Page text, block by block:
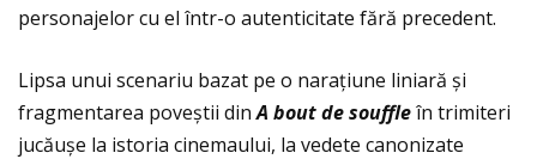
personajelor cu el într-o autenticitate fără precedent.
Lipsa unui scenariu bazat pe o naraţiune liniară și
fragmentarea poveștii dinA bout de souffleîn trimiteri
jucăușe la istoria cinemaului, la vedete canonizate